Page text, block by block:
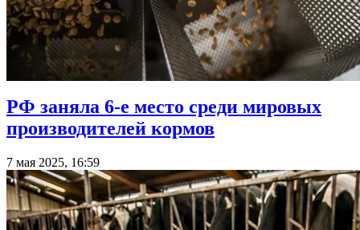
РФ заняла 6-е место среди мировых
производителей кормов
7 мая 2025, 16:59